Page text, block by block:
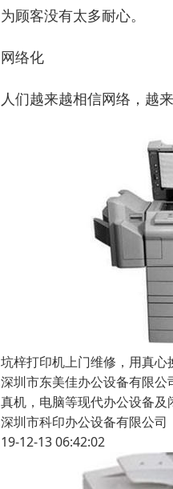
为顾客没有太多耐心。
网络化
人们越来越相信网络，越
坑梓打印机上门维修，用真
深圳市东美佳办公设备有限
真机，电脑等现代办公设备
深圳市科印办公设备有限公司
19-12-13 06:42:02